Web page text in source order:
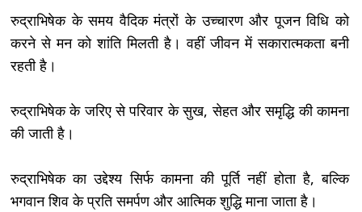
रुद्राभिषेक के समय वैदिक मंत्रों के उच्चारण और पूजन विधि को
करने से मन को शांति मिलती है। वहीं जीवन में सकारात्मकता बनी
रहती है।
रुद्राभिषेक के जरिए से परिवार के सुख, सेहत और समृद्धि की कामना
की जाती है।
रुद्राभिषेक का उद्देश्य सिर्फ कामना की पूर्ति नहीं होता है, बल्कि
भगवान शिव के प्रति समर्पण और आत्मिक शुद्धि माना जाता है।